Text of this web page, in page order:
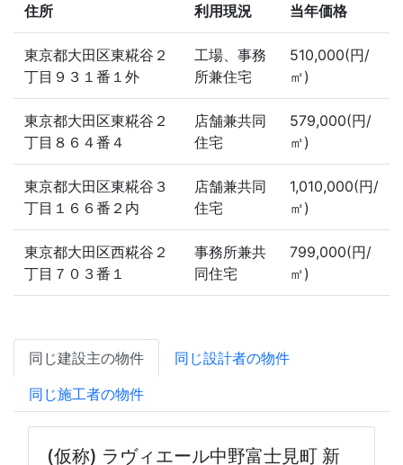
住所 利用現況 当年価格
東京都大田区東糀谷２
丁目９３１番１外
工場、事務
所兼住宅
510,000(円/
㎡)
東京都大田区東糀谷２
丁目８６４番４
店舗兼共同
住宅
579,000(円/
㎡)
東京都大田区東糀谷３
丁目１６６番２内
店舗兼共同
住宅
1,010,000(円/
㎡)
東京都大田区西糀谷２
丁目７０３番１
事務所兼共
同住宅
799,000(円/
㎡)
同じ建設主の物件
同じ設計者の物件
同じ施工者の物件
(仮称) ラヴィエール中野富士見町 新